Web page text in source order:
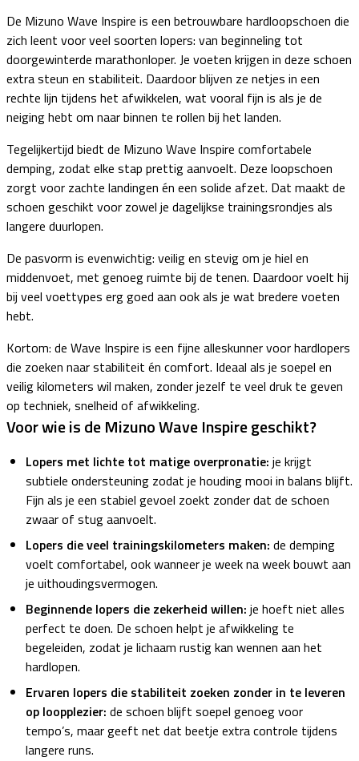
De Mizuno Wave Inspire is een betrouwbare hardloopschoen die
zich leent voor veel soorten lopers: van beginneling tot
doorgewinterde marathonloper. Je voeten krijgen in deze schoen
extra steun en stabiliteit. Daardoor blijven ze netjes in een
rechte lijn tijdens het afwikkelen, wat vooral fijn is als je de
neiging hebt om naar binnen te rollen bij het landen.
Tegelijkertijd biedt de Mizuno Wave Inspire comfortabele
demping, zodat elke stap prettig aanvoelt. Deze loopschoen
zorgt voor zachte landingen én een solide afzet. Dat maakt de
schoen geschikt voor zowel je dagelijkse trainingsrondjes als
langere duurlopen.
De pasvorm is evenwichtig: veilig en stevig om je hiel en
middenvoet, met genoeg ruimte bij de tenen. Daardoor voelt hij
bij veel voettypes erg goed aan ook als je wat bredere voeten
hebt.
Kortom: de Wave Inspire is een fijne alleskunner voor hardlopers
die zoeken naar stabiliteit én comfort. Ideaal als je soepel en
veilig kilometers wil maken, zonder jezelf te veel druk te geven
op techniek, snelheid of afwikkeling.
Voor wie is de Mizuno Wave Inspire geschikt?
Lopers met lichte tot matige overpronatie: je krijgt
subtiele ondersteuning zodat je houding mooi in balans blijft.
Fijn als je een stabiel gevoel zoekt zonder dat de schoen
zwaar of stug aanvoelt.
Lopers die veel trainingskilometers maken: de demping
voelt comfortabel, ook wanneer je week na week bouwt aan
je uithoudingsvermogen.
Beginnende lopers die zekerheid willen: je hoeft niet alles
perfect te doen. De schoen helpt je afwikkeling te
begeleiden, zodat je lichaam rustig kan wennen aan het
hardlopen.
Ervaren lopers die stabiliteit zoeken zonder in te leveren
op loopplezier: de schoen blijft soepel genoeg voor
tempo’s, maar geeft net dat beetje extra controle tijdens
langere runs.